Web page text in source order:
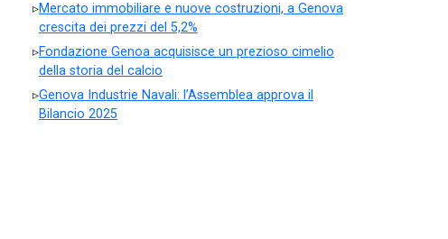
Mercato immobiliare e nuove costruzioni, a Genova
crescita dei prezzi del 5,2%
Fondazione Genoa acquisisce un prezioso cimelio
della storia del calcio
Genova Industrie Navali: l’Assemblea approva il
Bilancio 2025